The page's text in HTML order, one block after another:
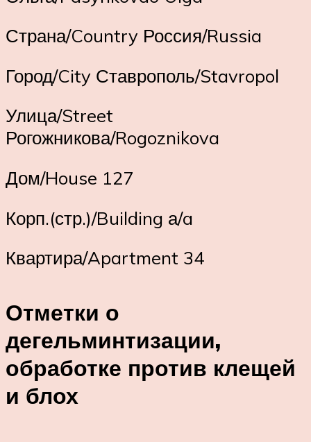
Страна/Country Россия/Russia
Город/City Ставрополь/Stavropol
Улица/Street
Рогожникова/Rogoznikova
Дом/House 127
Корп.(стр.)/Building а/a
Квартира/Apartment 34
Отметки о
дегельминтизации,
обработке против клещей
и блох